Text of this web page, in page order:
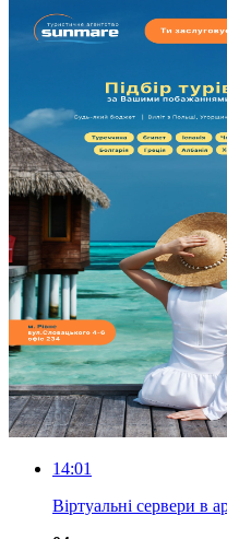
14:01
Віртуальні сервери в